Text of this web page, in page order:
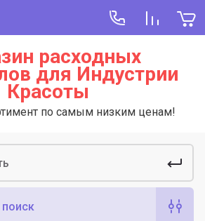
расходных
для Индустрии
Красоты
по самым низким ценам!